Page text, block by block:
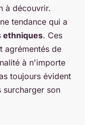
à découvrir.
tendance qui a
ethniques. Ces
agrémentés de
à n'importe
toujours évident
surcharger son